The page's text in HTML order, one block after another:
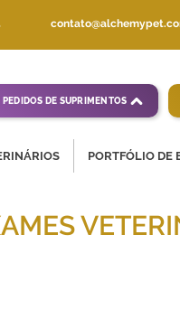
PEDIDOS DE SUPRIMENTOS
PORTFÓLIO DE